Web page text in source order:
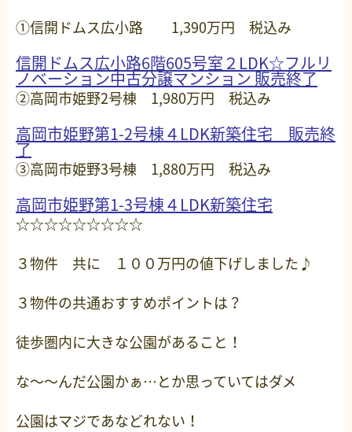
①信開ドムス広小路 1,390万円 税込み
信開ドムス広小路6階605号室２LDK☆フルリ
ノベーション中古分譲マンション 販売終了
②高岡市姫野2号棟 1,980万円 税込み
高岡市姫野第1-2号棟４LDK新築住宅 販売終
了
③高岡市姫野3号棟 1,880万円 税込み
高岡市姫野第1-3号棟４LDK新築住宅
☆☆☆☆☆☆☆☆☆
３物件 共に １００万円の値下げしました♪
３物件の共通おすすめポイントは？
徒歩圏内に大きな公園があること！
な～～んだ公園かぁ…とか思っていてはダメ
公園はマジであなどれない！